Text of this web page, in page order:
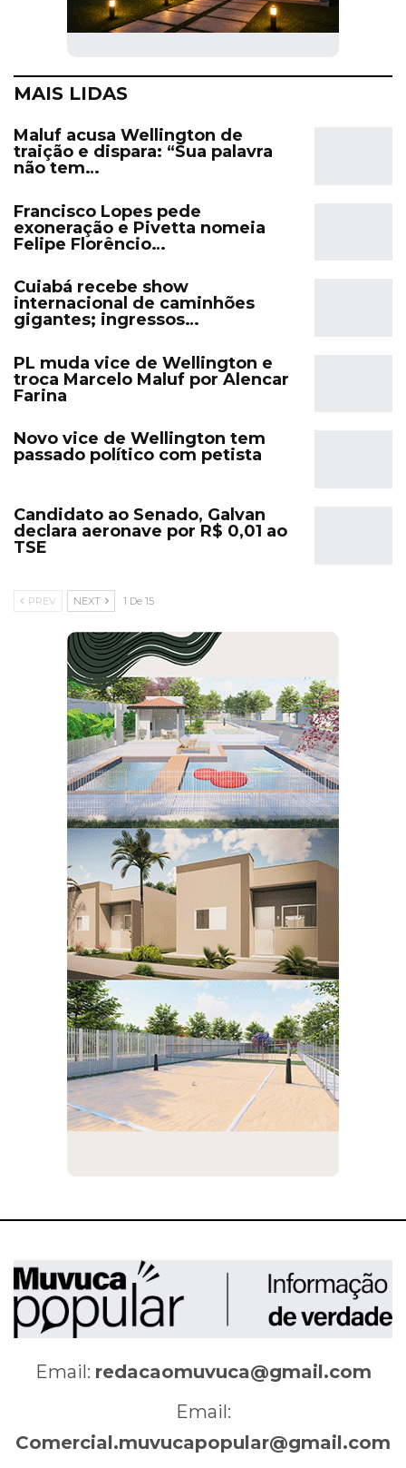
MAIS LIDAS
Maluf acusa Wellington de
traição e dispara: “Sua palavra
não tem…
Francisco Lopes pede
exoneração e Pivetta nomeia
Felipe Florêncio…
Cuiabá recebe show
internacional de caminhões
gigantes; ingressos…
PL muda vice de Wellington e
troca Marcelo Maluf por Alencar
Farina
Novo vice de Wellington tem
passado político com petista
Candidato ao Senado, Galvan
declara aeronave por R$ 0,01 ao
TSE
PREV NEXT 1 De 15
Email: redacaomuvuca@gmail.com
Email:
Comercial.muvucapopular@gmail.com